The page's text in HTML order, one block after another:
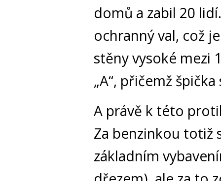
domů a zabil 20
ochranný val, což
stěny vysoké mezi
„A“, přičemž
A právě k této
Za benzinkou totiž
základním